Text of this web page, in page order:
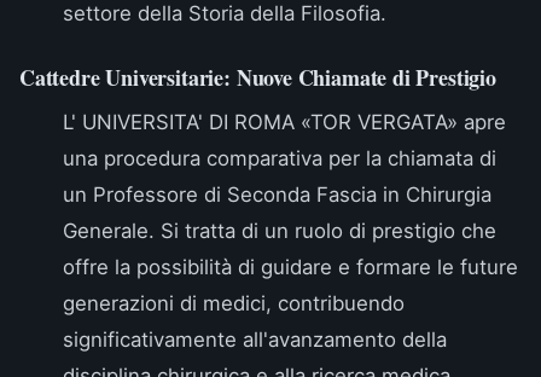
settore della Storia della Filosofia.
Cattedre Universitarie: Nuove Chiamate di Prestigio
L' UNIVERSITA' DI ROMA «TOR VERGATA» apre
una procedura comparativa per la chiamata di
un Professore di Seconda Fascia in Chirurgia
Generale. Si tratta di un ruolo di prestigio che
offre la possibilità di guidare e formare le future
generazioni di medici, contribuendo
significativamente all'avanzamento della